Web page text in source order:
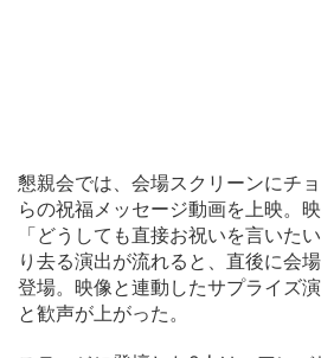
懇親会では、会場スクリーンにチ
らの祝福メッセージ動画を上映。
「どうしても直接お祝いを言いた
り去る演出が流れると、直後に会
登場。映像と連動したサプライズ
と歓声が上がった。